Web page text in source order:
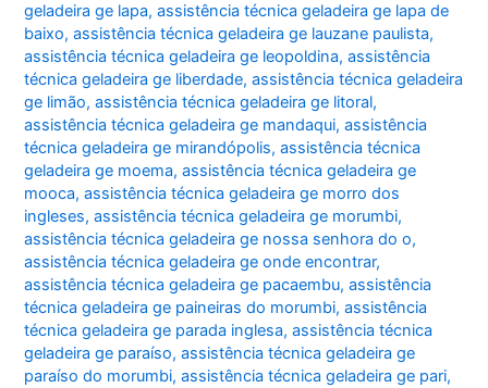
geladeira ge lapa,assistência técnica geladeira ge lapa de
baixo,assistência técnica geladeira ge lauzane paulista,
assistência técnica geladeira ge leopoldina,assistência
técnica geladeira ge liberdade,assistência técnica geladeira
ge limão,assistência técnica geladeira ge litoral,
assistência técnica geladeira ge mandaqui,assistência
técnica geladeira ge mirandópolis,assistência técnica
geladeira ge moema,assistência técnica geladeira ge
mooca,assistência técnica geladeira ge morro dos
ingleses,assistência técnica geladeira ge morumbi,
assistência técnica geladeira ge nossa senhora do o,
assistência técnica geladeira ge onde encontrar,
assistência técnica geladeira ge pacaembu,assistência
técnica geladeira ge paineiras do morumbi,assistência
técnica geladeira ge parada inglesa,assistência técnica
geladeira ge paraíso,assistência técnica geladeira ge
paraíso do morumbi,assistência técnica geladeira ge pari,